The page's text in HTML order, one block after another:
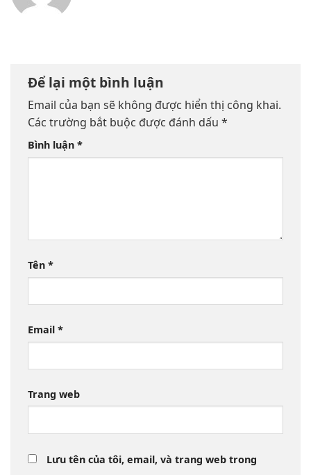
Để lại một bình luận
Email của bạn sẽ không được hiển thị công khai.
Các trường bắt buộc được đánh dấu *
Bình luận *
Tên *
Email *
Trang web
Lưu tên của tôi, email, và trang web trong